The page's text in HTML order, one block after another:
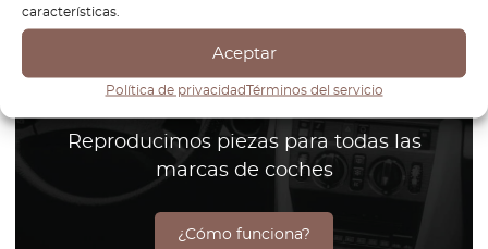
características.
Aceptar
Política de privacidadTérminos del servicio
¿No encuentra la pieza para su
coche? Compruebe las piezas
bajo demanda.
Reproducimos piezas para todas las
marcas de coches
¿Cómo funciona?